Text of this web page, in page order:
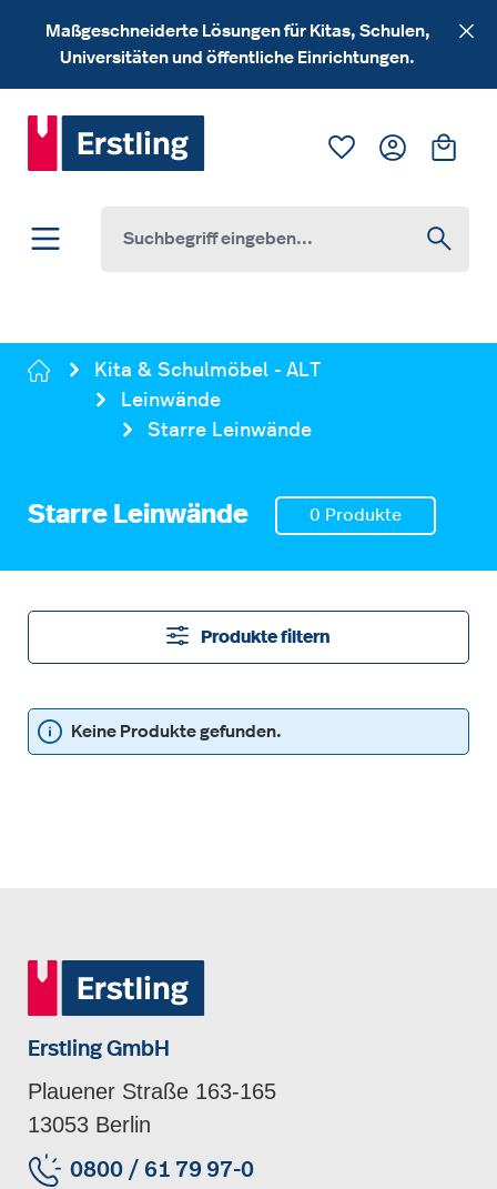
Zum Hauptinhalt springen
Maßgeschneiderte Lösungen für Kitas, Schulen,
Universitäten und öffentliche Einrichtungen.
Du hast 0
Kita & Schulmöbel - ALT
Leinwände
Starre Leinwände
Starre Leinwände 0 Produkte
Produkte filtern
Keine Produkte gefunden.
Erstling GmbH
Plauener Straße 163-165
13053 Berlin
0800 / 61 79 97-0